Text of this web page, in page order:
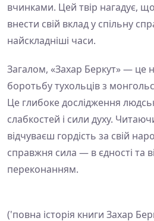
вчинками. Цей твір нагадує,
внести свій вклад у спільну
найскладніші часи.
Загалом, «Захар Беркут» — це
боротьбу тухольців з
Це глибоке дослідження
слабкостей і сили духу.
відчуваєш гордість за свій
справжня сила — в єдності та
переконанням.
('повна історія книги Захар